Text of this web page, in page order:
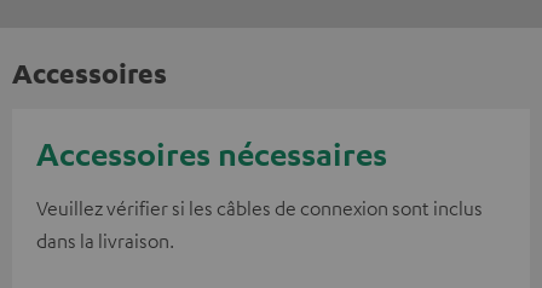
Accessoires
Accessoires nécessaires
Veuillez vérifier si les câbles de connexion sont inclus
dans la livraison.